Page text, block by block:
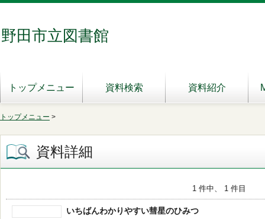
野田市立図書館
トップメニュー 資料検索 資料紹介
トップメニュー >
資料詳細
1 件中、 1 件目
いちばんわかりやすい彗星のひみつ